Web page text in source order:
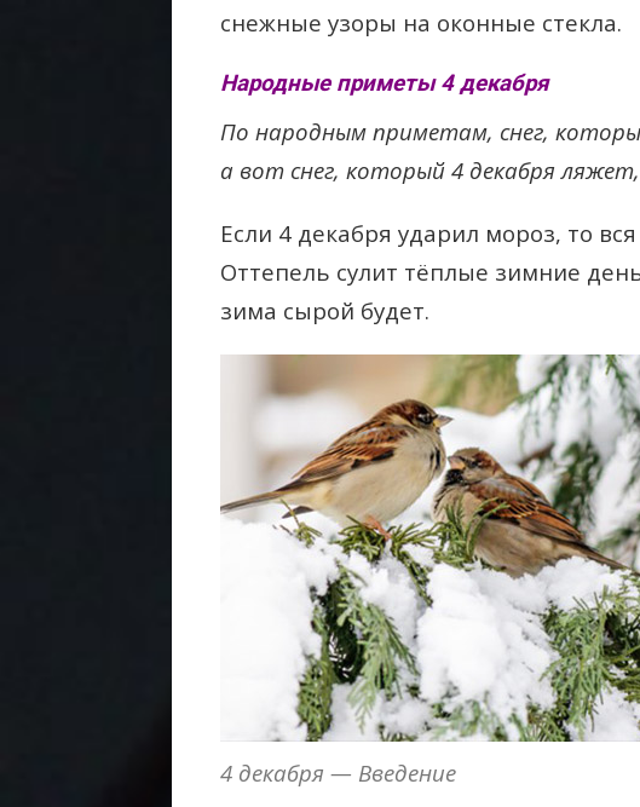
снежные узоры на оконные стекла.
Народные приметы 4 декабря
По народным приметам, снег,
а вот снег, который 4 декабря
Если 4 декабря ударил мороз, то
Оттепель сулит тёплые зимние
зима сырой будет.
4 декабря — Введение